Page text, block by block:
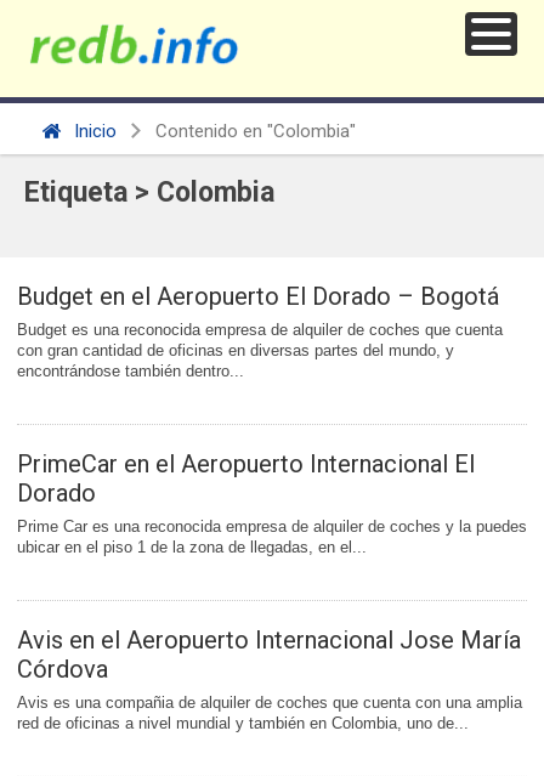
Inicio Contenido en "Colombia"
Etiqueta > Colombia
Budget en el Aeropuerto El Dorado – Bogotá
Budget es una reconocida empresa de alquiler de coches que cuenta
con gran cantidad de oficinas en diversas partes del mundo, y
encontrándose también dentro...
PrimeCar en el Aeropuerto Internacional El
Dorado
Prime Car es una reconocida empresa de alquiler de coches y la puedes
ubicar en el piso 1 de la zona de llegadas, en el...
Avis en el Aeropuerto Internacional Jose María
Córdova
Avis es una compañia de alquiler de coches que cuenta con una amplia
red de oficinas a nivel mundial y también en Colombia, uno de...